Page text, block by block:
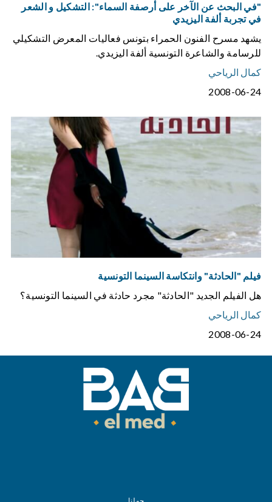
"في البحث عن الآخر على أرصفة السماء": التشكيل و الشعر
في تجربة ألفة اليزيدي
يشهد مسرح الفنون الحمراء بتونس فعاليات المعرض التشكيلي
للرسامة والشاعرة التونسية ألفة اليزيدي.
كمال الرياحي
2008-06-24
فيلم "الحادثة" وانتكاسة السينما التونسية
هل الفيلم الجديد "الحادثة" مجرد حادثة في السينما التونسية؟
كمال الرياحي
2008-06-24